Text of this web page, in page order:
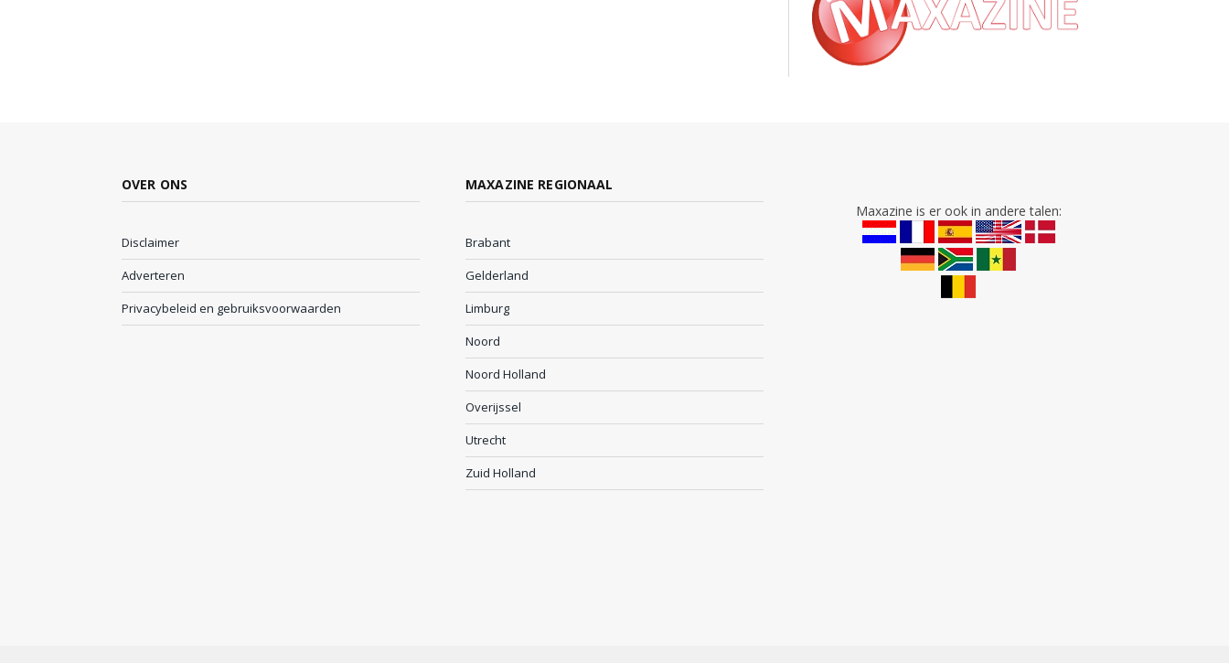
OVER ONS
Disclaimer
Adverteren
Privacybeleid en gebruiksvoorwaarden
MAXAZINE REGIONAAL
Brabant
Gelderland
Limburg
Noord
Noord Holland
Overijssel
Utrecht
Zuid Holland
Maxazine is er ook in andere talen: